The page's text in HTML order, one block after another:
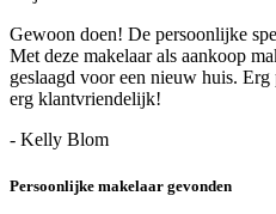
Gewoon doen! De persoonlijke
Met deze makelaar als aankoop
geslaagd voor een nieuw huis.
erg klantvriendelijk!
- Kelly Blom
Persoonlijke makelaar gevonden